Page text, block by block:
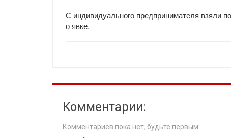
С индивидуального предпринимателя взяли
о явке.
Комментарии:
Комментариев пока нет, будьте первым.